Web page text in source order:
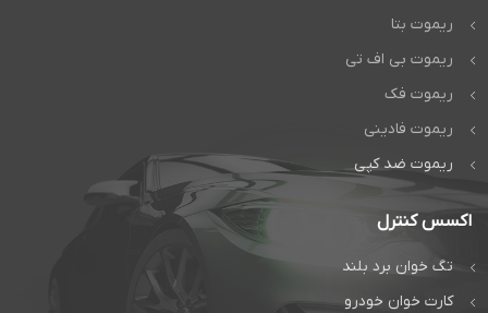
ریموت بتا
ریموت بی اف تی
ریموت فک
ریموت فادینی
ریموت ضد کپی
اکسس کنترل
تگ خوان برد بلند
کارت خوان خودرو